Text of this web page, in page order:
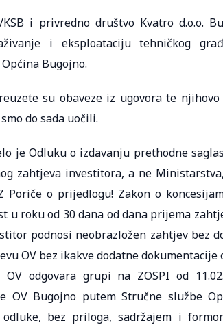
KSB i privredno društvo Kvatro d.o.o.
i eksploataciju tehničkog
Bugojno.
su obaveze iz ugovora te
do sada uočili.
je Odluku o izdavanju prethodne
zahtjeva investitora, a ne
Poriče o prijedlogu! Zakon o
u roku od 30 dana od dana prijema
podnosi neobrazložen zahtjev bez
OV bez ikakve dodatne
OV odgovara grupi na ZOSPI od
OV Bugojno putem Stručne službe
bez priloga, sadržajem i